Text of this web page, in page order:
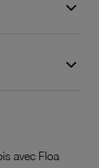
avec Floa